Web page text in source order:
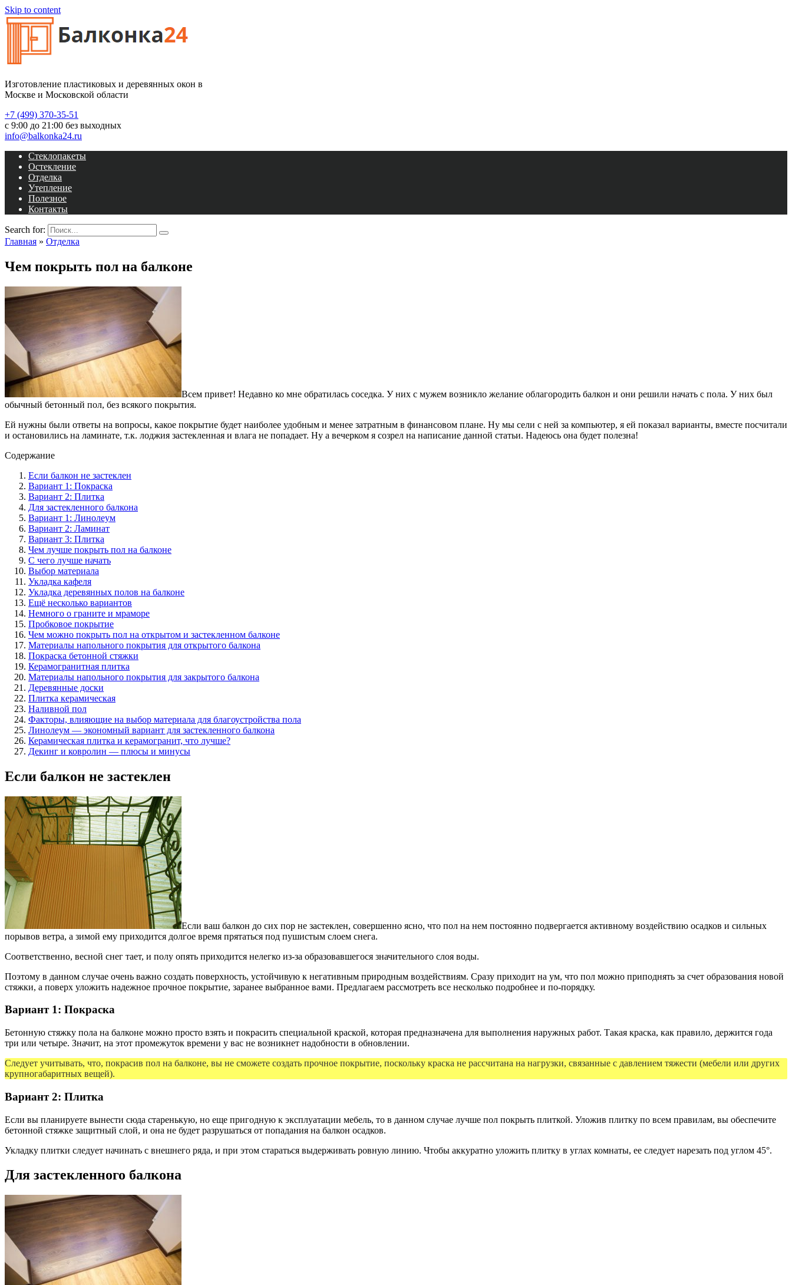
Skip to content
Изготовление пластиковых и деревянных окон в
Москве и Московской области
+7 (499) 370-35-51
с 9:00 до 21:00 без выходных
info@balkonka24.ru
Стеклопакеты
Остекление
Отделка
Утепление
Полезное
Контакты
Search for:
Главная » Отделка
Чем покрыть пол на балконе
Всем привет! Недавно ко мне обратилась соседка. У них с мужем возникло желание облагородить балкон и они решили начать с пола. У них был
обычный бетонный пол, без всякого покрытия.
Ей нужны были ответы на вопросы, какое покрытие будет наиболее удобным и менее затратным в финансовом плане. Ну мы сели с ней за компьютер, я ей показал варианты, вместе посчитали
и остановились на ламинате, т.к. лоджия застекленная и влага не попадает. Ну а вечерком я созрел на написание данной статьи. Надеюсь она будет полезна!
Содержание
Если балкон не застеклен
Вариант 1: Покраска
Вариант 2: Плитка
Для застекленного балкона
Вариант 1: Линолеум
Вариант 2: Ламинат
Вариант 3: Плитка
Чем лучше покрыть пол на балконе
С чего лучше начать
Выбор материала
Укладка кафеля
Укладка деревянных полов на балконе
Ещё несколько вариантов
Немного о граните и мраморе
Пробковое покрытие
Чем можно покрыть пол на открытом и застекленном балконе
Материалы напольного покрытия для открытого балкона
Покраска бетонной стяжки
Керамогранитная плитка
Материалы напольного покрытия для закрытого балкона
Деревянные доски
Плитка керамическая
Наливной пол
Факторы, влияющие на выбор материала для благоустройства пола
Линолеум — экономный вариант для застекленного балкона
Керамическая плитка и керамогранит, что лучше?
Декинг и ковролин — плюсы и минусы
Если балкон не застеклен
Если ваш балкон до сих пор не застеклен, совершенно ясно, что пол на нем постоянно подвергается активному воздействию осадков и сильных
порывов ветра, а зимой ему приходится долгое время прятаться под пушистым слоем снега.
Соответственно, весной снег тает, и полу опять приходится нелегко из-за образовавшегося значительного слоя воды.
Поэтому в данном случае очень важно создать поверхность, устойчивую к негативным природным воздействиям. Сразу приходит на ум, что пол можно приподнять за счет образования новой
стяжки, а поверх уложить надежное прочное покрытие, заранее выбранное вами. Предлагаем рассмотреть все несколько подробнее и по-порядку.
Вариант 1: Покраска
Бетонную стяжку пола на балконе можно просто взять и покрасить специальной краской, которая предназначена для выполнения наружных работ. Такая краска, как правило, держится года
три или четыре. Значит, на этот промежуток времени у вас не возникнет надобности в обновлении.
Следует учитывать, что, покрасив пол на балконе, вы не сможете создать прочное покрытие, поскольку краска не рассчитана на нагрузки, связанные с давлением тяжести (мебели или других
крупногабаритных вещей).
Вариант 2: Плитка
Если вы планируете вынести сюда старенькую, но еще пригодную к эксплуатации мебель, то в данном случае лучше пол покрыть плиткой. Уложив плитку по всем правилам, вы обеспечите
бетонной стяжке защитный слой, и она не будет разрушаться от попадания на балкон осадков.
Укладку плитки следует начинать с внешнего ряда, и при этом стараться выдерживать ровную линию. Чтобы аккуратно уложить плитку в углах комнаты, ее следует нарезать под углом 45°.
Для застекленного балкона